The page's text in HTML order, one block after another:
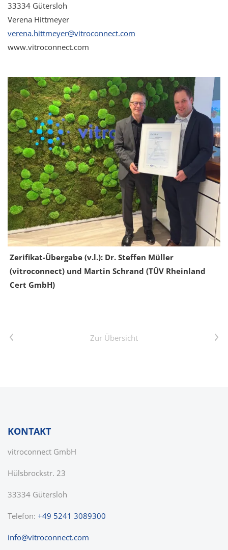
33334 Gütersloh
Verena Hittmeyer
v r n h ttm y r v tr c nn ct c m
www.vitroconnect.com
Zerifikat-Übergabe (v.l.): Dr. Steffen Müller
(vitroconnect) und Martin Schrand (TÜV Rheinland
Cert GmbH)
Vorheriger Artikel Zur Übersicht Nächster Artikel
KONTAKT
vitroconnect GmbH
Hülsbrockstr. 23
33334 Gütersloh
Telefon: +49 5241 3089300
nf v tr c nn ct c m